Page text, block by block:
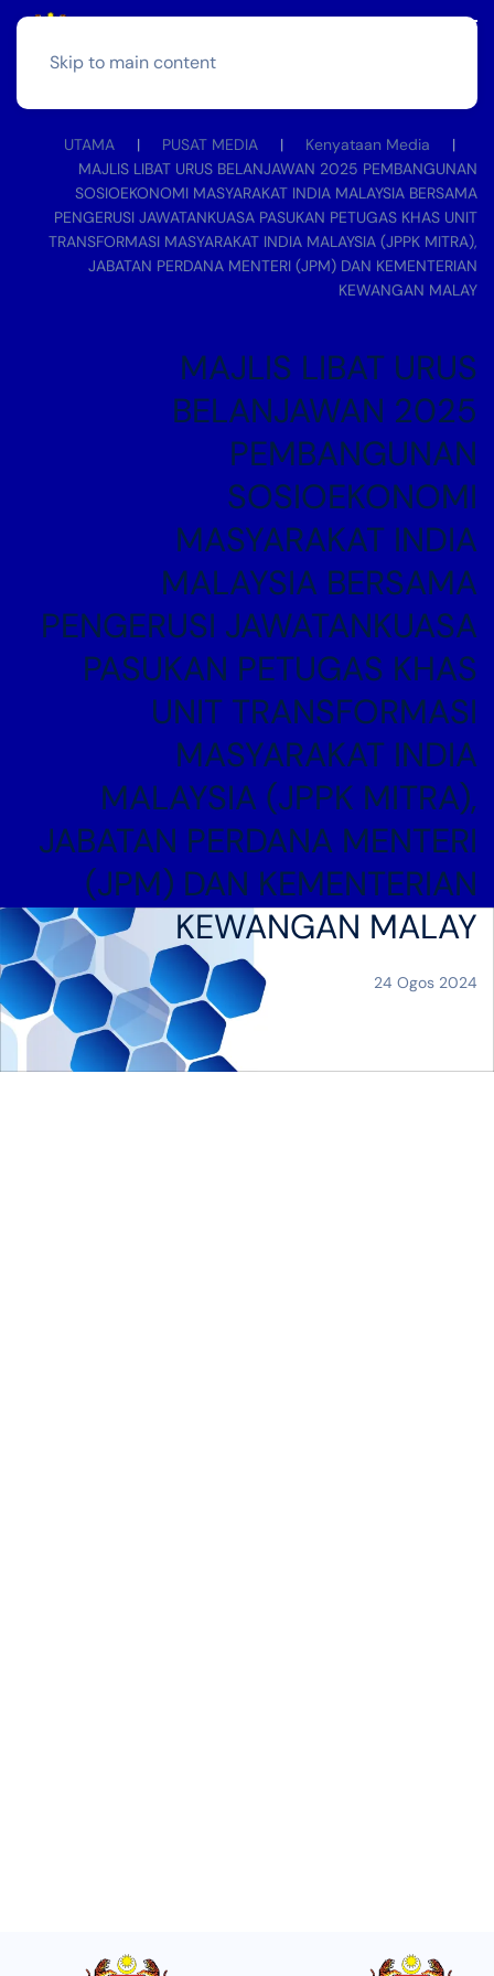
Skip to main content
UTAMA PUSAT MEDIA
Kenyataan Media
MAJLIS LIBAT URUS BELANJAWAN 2025 PEMBANGUNAN
SOSIOEKONOMI MASYARAKAT INDIA MALAYSIA BERSAMA
PENGERUSI JAWATANKUASA PASUKAN PETUGAS KHAS UNIT
TRANSFORMASI MASYARAKAT INDIA MALAYSIA (JPPK MITRA),
JABATAN PERDANA MENTERI (JPM) DAN KEMENTERIAN
KEWANGAN MALAY
MAJLIS LIBAT URUS
BELANJAWAN 2025
PEMBANGUNAN
SOSIOEKONOMI
MASYARAKAT INDIA
MALAYSIA BERSAMA
PENGERUSI JAWATANKUASA
PASUKAN PETUGAS KHAS
UNIT TRANSFORMASI
MASYARAKAT INDIA
MALAYSIA (JPPK MITRA),
JABATAN PERDANA MENTERI
(JPM) DAN KEMENTERIAN
KEWANGAN MALAY
24 Ogos 2024